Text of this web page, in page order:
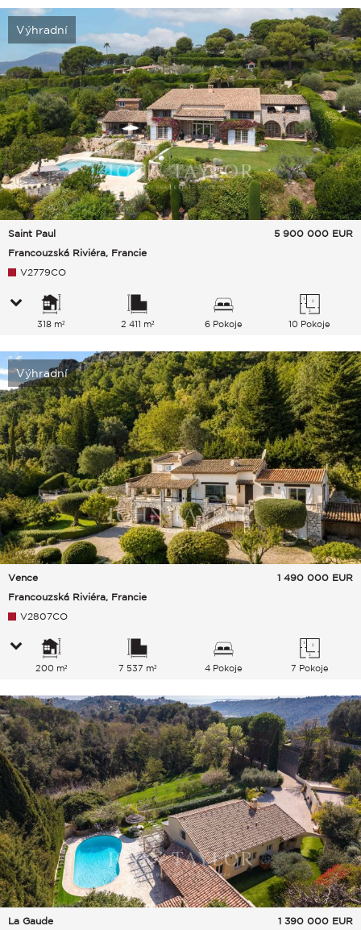
Výhradní
Saint Paul
Francouzská Riviéra, Francie
5 900 000 EUR
V2779CO
318 m² 2 411 m² 6 Pokoje 10 Pokoje
Výhradní
Vence
Francouzská Riviéra, Francie
1 490 000 EUR
V2807CO
200 m² 7 537 m² 4 Pokoje 7 Pokoje
La Gaude 1 390 000 EUR